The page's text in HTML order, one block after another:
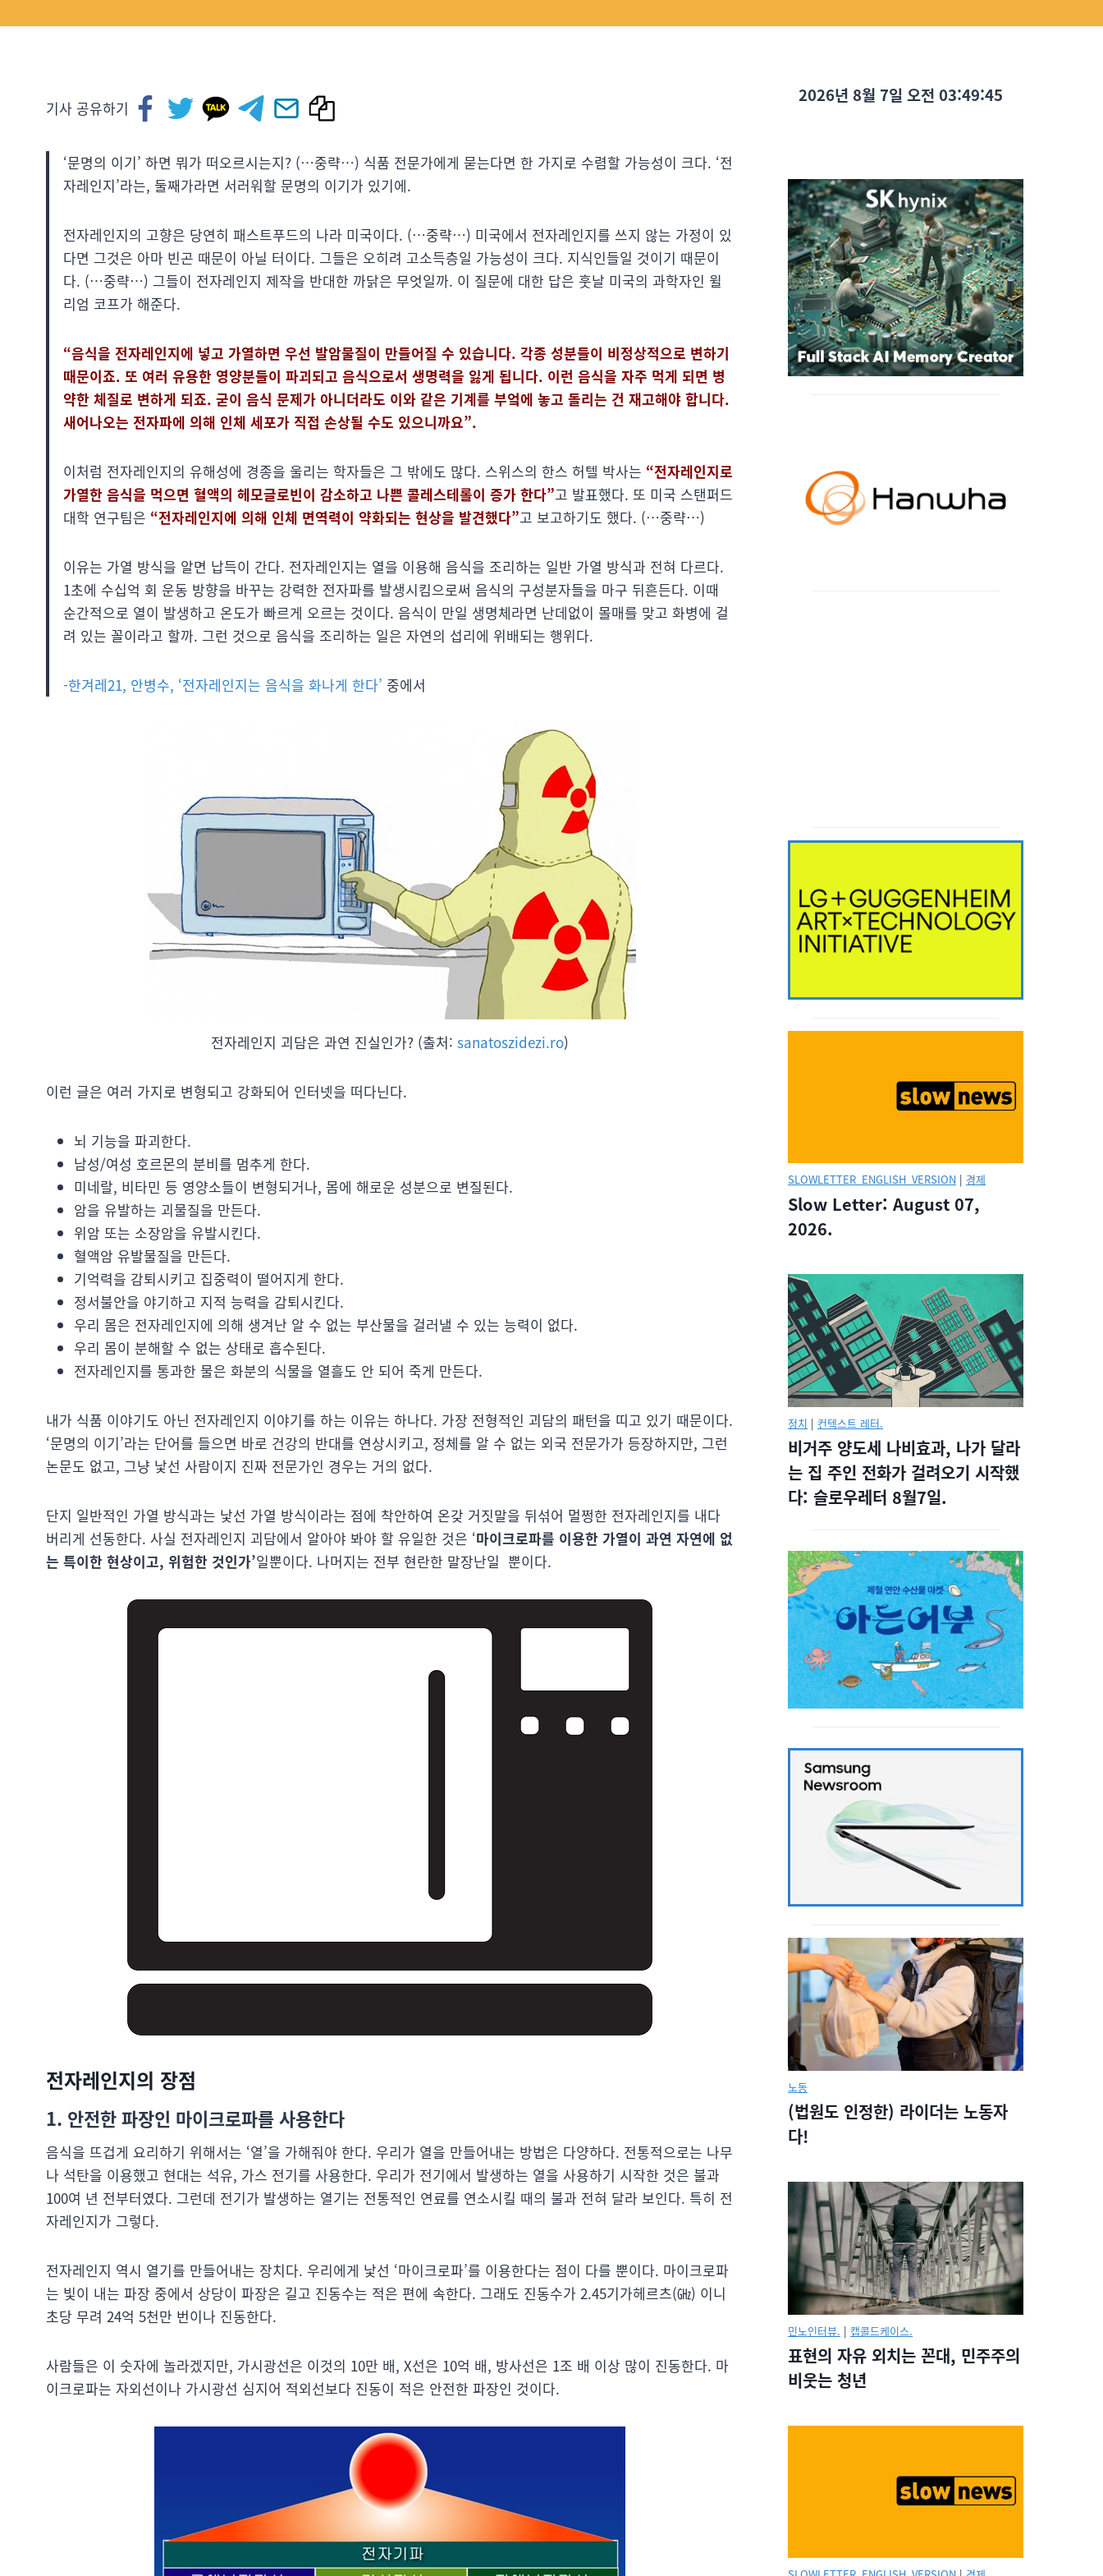
기사 공유하기
‘문명의 이기’ 하면 뭐가 떠오르시는지? (…중략…) 식품 전문가에게 묻는다면 한 가지로 수렴할 가능성이 크다. ‘전
자레인지’라는, 둘째가라면 서러워할 문명의 이기가 있기에.
전자레인지의 고향은 당연히 패스트푸드의 나라 미국이다. (…중략…) 미국에서 전자레인지를 쓰지 않는 가정이 있
다면 그것은 아마 빈곤 때문이 아닐 터이다. 그들은 오히려 고소득층일 가능성이 크다. 지식인들일 것이기 때문이
다. (…중략…) 그들이 전자레인지 제작을 반대한 까닭은 무엇일까. 이 질문에 대한 답은 훗날 미국의 과학자인 윌
리엄 코프가 해준다.
“음식을 전자레인지에 넣고 가열하면 우선 발암물질이 만들어질 수 있습니다. 각종 성분들이 비정상적으로 변하기
때문이죠. 또 여러 유용한 영양분들이 파괴되고 음식으로서 생명력을 잃게 됩니다. 이런 음식을 자주 먹게 되면 병
약한 체질로 변하게 되죠. 굳이 음식 문제가 아니더라도 이와 같은 기계를 부엌에 놓고 돌리는 건 재고해야 합니다.
새어나오는 전자파에 의해 인체 세포가 직접 손상될 수도 있으니까요”.
이처럼 전자레인지의 유해성에 경종을 울리는 학자들은 그 밖에도 많다. 스위스의 한스 허텔 박사는 “전자레인지로
가열한 음식을 먹으면 혈액의 헤모글로빈이 감소하고 나쁜 콜레스테롤이 증가 한다”고 발표했다. 또 미국 스탠퍼드
대학 연구팀은 “전자레인지에 의해 인체 면역력이 약화되는 현상을 발견했다”고 보고하기도 했다. (…중략…)
이유는 가열 방식을 알면 납득이 간다. 전자레인지는 열을 이용해 음식을 조리하는 일반 가열 방식과 전혀 다르다.
1초에 수십억 회 운동 방향을 바꾸는 강력한 전자파를 발생시킴으로써 음식의 구성분자들을 마구 뒤흔든다. 이때
순간적으로 열이 발생하고 온도가 빠르게 오르는 것이다. 음식이 만일 생명체라면 난데없이 몰매를 맞고 화병에 걸
려 있는 꼴이라고 할까. 그런 것으로 음식을 조리하는 일은 자연의 섭리에 위배되는 행위다.
-한겨레21, 안병수, ‘전자레인지는 음식을 화나게 한다’ 중에서
전자레인지 괴담은 과연 진실인가? (출처: sanatoszidezi.ro)
이런 글은 여러 가지로 변형되고 강화되어 인터넷을 떠다닌다.
뇌 기능을 파괴한다.
남성/여성 호르몬의 분비를 멈추게 한다.
미네랄, 비타민 등 영양소들이 변형되거나, 몸에 해로운 성분으로 변질된다.
암을 유발하는 괴물질을 만든다.
위암 또는 소장암을 유발시킨다.
혈액암 유발물질을 만든다.
기억력을 감퇴시키고 집중력이 떨어지게 한다.
정서불안을 야기하고 지적 능력을 감퇴시킨다.
우리 몸은 전자레인지에 의해 생겨난 알 수 없는 부산물을 걸러낼 수 있는 능력이 없다.
우리 몸이 분해할 수 없는 상태로 흡수된다.
전자레인지를 통과한 물은 화분의 식물을 열흘도 안 되어 죽게 만든다.
내가 식품 이야기도 아닌 전자레인지 이야기를 하는 이유는 하나다. 가장 전형적인 괴담의 패턴을 띠고 있기 때문이다.
‘문명의 이기’라는 단어를 들으면 바로 건강의 반대를 연상시키고, 정체를 알 수 없는 외국 전문가가 등장하지만, 그런
논문도 없고, 그냥 낯선 사람이지 진짜 전문가인 경우는 거의 없다.
단지 일반적인 가열 방식과는 낯선 가열 방식이라는 점에 착안하여 온갖 거짓말을 뒤섞어 멀쩡한 전자레인지를 내다
버리게 선동한다. 사실 전자레인지 괴담에서 알아야 봐야 할 유일한 것은 ‘마이크로파를 이용한 가열이 과연 자연에 없
는 특이한 현상이고, 위험한 것인가’일뿐이다. 나머지는 전부 현란한 말장난일 뿐이다.
전자레인지의 장점
1. 안전한 파장인 마이크로파를 사용한다
음식을 뜨겁게 요리하기 위해서는 ‘열’을 가해줘야 한다. 우리가 열을 만들어내는 방법은 다양하다. 전통적으로는 나무
나 석탄을 이용했고 현대는 석유, 가스 전기를 사용한다. 우리가 전기에서 발생하는 열을 사용하기 시작한 것은 불과
100여 년 전부터였다. 그런데 전기가 발생하는 열기는 전통적인 연료를 연소시킬 때의 불과 전혀 달라 보인다. 특히 전
자레인지가 그렇다.
전자레인지 역시 열기를 만들어내는 장치다. 우리에게 낯선 ‘마이크로파’를 이용한다는 점이 다를 뿐이다. 마이크로파
는 빛이 내는 파장 중에서 상당이 파장은 길고 진동수는 적은 편에 속한다. 그래도 진동수가 2.45기가헤르츠(㎓) 이니
초당 무려 24억 5천만 번이나 진동한다.
사람들은 이 숫자에 놀라겠지만, 가시광선은 이것의 10만 배, X선은 10억 배, 방사선은 1조 배 이상 많이 진동한다. 마
이크로파는 자외선이나 가시광선 심지어 적외선보다 진동이 적은 안전한 파장인 것이다.
2026년 8월 7일 오전 03:49:46
SLOWLETTER_ENGLISH_VERSION | 경제
Slow Letter: August 07,
2026.
정치 | 컨텍스트 레터.
비거주 양도세 나비효과, 나가 달라
는 집 주인 전화가 걸려오기 시작했
다: 슬로우레터 8월7일.
노동
(법원도 인정한) 라이더는 노동자
다!
민노인터뷰. | 캡콜드케이스.
표현의 자유 외치는 꼰대, 민주주의
비웃는 청년